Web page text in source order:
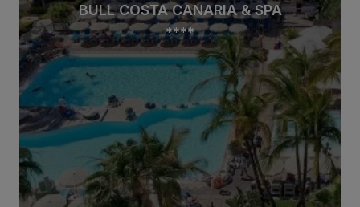
BULL COSTA CANARIA & SPA
****
Zum Hotel